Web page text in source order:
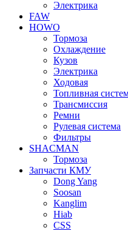
Электрика
FAW
HOWO
Тормоза
Охлаждение
Кузов
Электрика
Ходовая
Топливная
Трансмиссия
Ремни
Рулевая система
Фильтры
SHACMAN
Тормоза
Запчасти КМУ
Dong Yang
Soosan
Kanglim
Hiab
CSS